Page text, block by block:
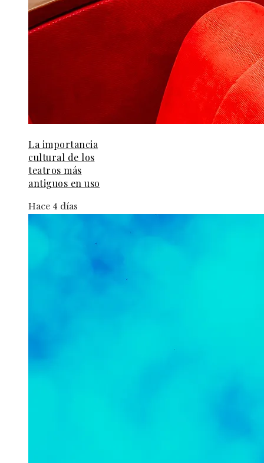
La importancia
cultural de los
teatros más
antiguos en uso
Hace 4 días